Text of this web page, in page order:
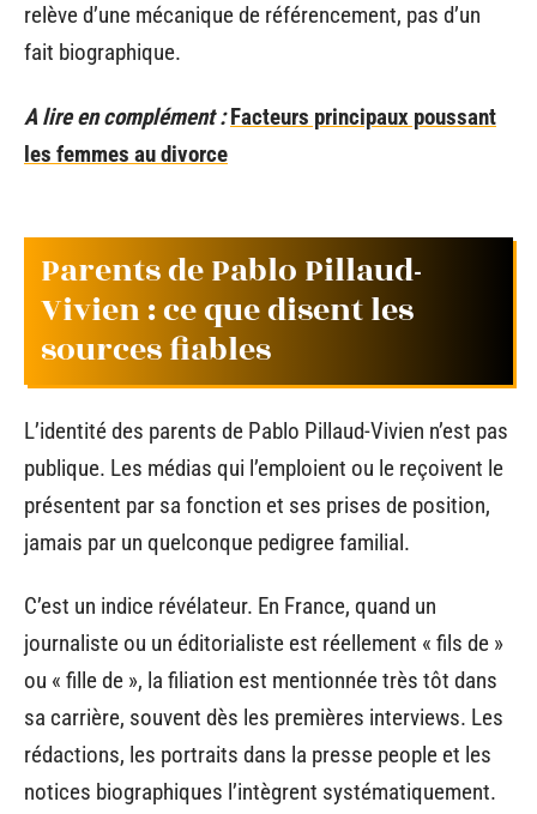
relève d’une mécanique de référencement, pas d’un
fait biographique.
A lire en complément : Facteurs principaux poussant
les femmes au divorce
Parents de Pablo Pillaud-
Vivien : ce que disent les
sources fiables
L’identité des parents de Pablo Pillaud-Vivien n’est pas
publique. Les médias qui l’emploient ou le reçoivent le
présentent par sa fonction et ses prises de position,
jamais par un quelconque pedigree familial.
C’est un indice révélateur. En France, quand un
journaliste ou un éditorialiste est réellement « fils de »
ou « fille de », la filiation est mentionnée très tôt dans
sa carrière, souvent dès les premières interviews. Les
rédactions, les portraits dans la presse people et les
notices biographiques l’intègrent systématiquement.